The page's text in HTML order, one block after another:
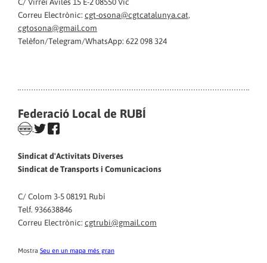
Correu Electrònic: cgt-osona@cgtcatalunya.cat,
cgtosona@gmail.com
Telèfon/Telegram/WhatsApp: 622 098 324
Federació Local de RUBÍ
Sindicat d'Activitats Diverses
Sindicat de Transports i Comunicacions
C/ Colom 3-5 08191 Rubí
Telf. 936638846
Correu Electrònic: cgtrubi@gmail.com
Mostra Seu en un mapa més gran